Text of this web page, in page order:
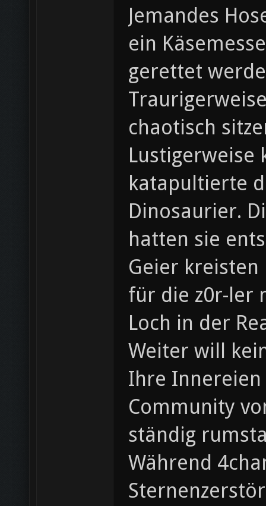
Jemandes
ein
gerettet
chaotisch
Lustigerweise
katapultierte
Dinosaurier.
hatten sie
Geier
für die z0r-ler
Loch in der
Weiter will
Ihre Innereien
Community
ständig
Während